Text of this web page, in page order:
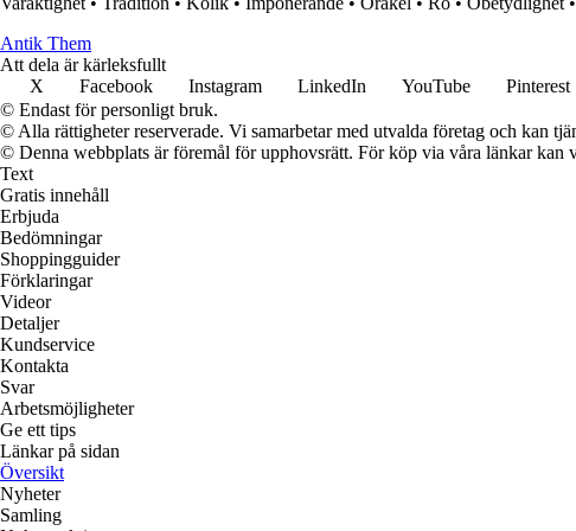
Antik Them
Att dela är kärleksfullt
X
Facebook Instagram LinkedIn YouTube Pinterest
© Endast för personligt bruk.
© Alla rättigheter reserverade. Vi samarbetar med utvalda företag och kan
© Denna webbplats är föremål för upphovsrätt. För köp via våra länkar kan
Text
Gratis innehåll
Erbjuda
Bedömningar
Shoppingguider
Förklaringar
Videor
Detaljer
Kundservice
Kontakta
Svar
Arbetsmöjligheter
Ge ett tips
Länkar på sidan
Översikt
Nyheter
Samling